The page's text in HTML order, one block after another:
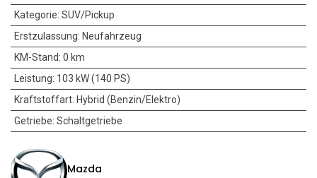
Kategorie: SUV/Pickup
Erstzulassung: Neufahrzeug
KM-Stand: 0 km
Leistung: 103 kW (140 PS)
Kraftstoffart: Hybrid (Benzin/Elektro)
Getriebe: Schaltgetriebe
Mazda